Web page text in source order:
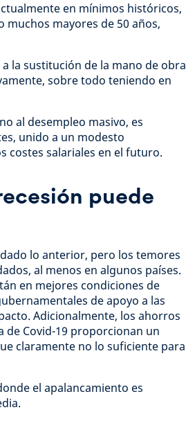
en mínimos históricos,
mayores de 50 años,
la sustitución de la mano de obra
sobre todo teniendo en
al desempleo masivo, es
unido a un modesto
costes salariales en el futuro.
puede
lo anterior, pero los temores
al menos en algunos países.
en mejores condiciones de
de apoyo a las
Adicionalmente, los ahorros
Covid-19 proporcionan un
claramente no lo suficiente para
el apalancamiento es